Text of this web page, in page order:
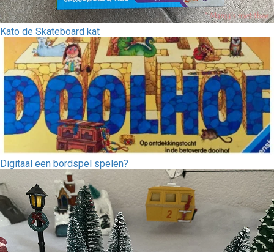
Kato de Skateboard kat
Digitaal een bordspel spelen?